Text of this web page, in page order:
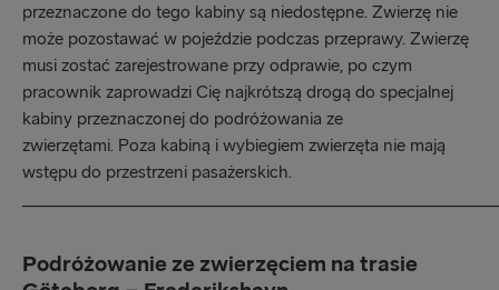
przeznaczone do tego kabiny są niedostępne. Zwierzę nie
może pozostawać w pojeździe podczas przeprawy. Zwierzę
musi zostać zarejestrowane przy odprawie, po czym
pracownik zaprowadzi Cię najkrótszą drogą do specjalnej
kabiny przeznaczonej do podróżowania ze
zwierzętami. Poza kabiną i wybiegiem zwierzęta nie mają
wstępu do przestrzeni pasażerskich.
Podróżowanie ze zwierzęciem na trasie